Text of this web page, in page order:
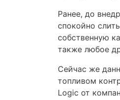
Ранее, до
спокойно
собственную
также любое
Сейчас же
топливом
Logic от